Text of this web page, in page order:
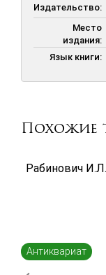
Издательство:
Место
издания:
Язык книги:
Похожие
Рабинович
Антиквариат